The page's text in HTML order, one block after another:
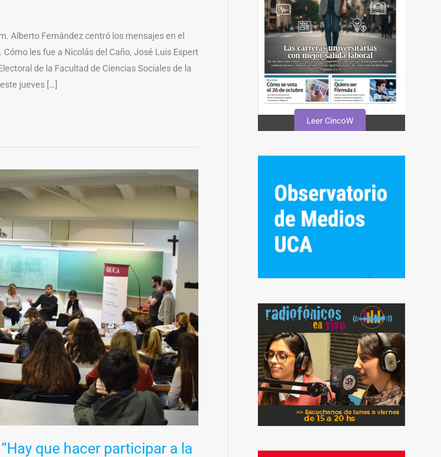
Alberto Fernández centró los mensajes en el
les fue a Nicolás del Caño, José Luis Espert
de la Facultad de Ciencias Sociales de la
jueves […]
que hacer participar a la
Leer CincoW